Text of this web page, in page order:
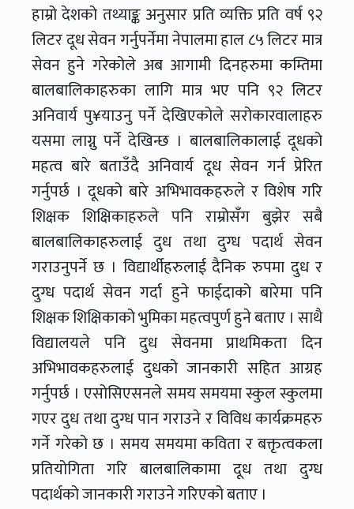
हाम्रो देशको तथ्याङ्क अनुसार प्रति व्यक्ति प्रति वर्ष ९२
लिटर दूध सेवन गर्नुपर्नेमा नेपालमा हाल ८५ लिटर मात्र
सेवन हुने गरेकोले अब आगामी दिनहरुमा कम्तिमा
बालबालिकाहरुका लागि मात्र भए पनि ९२ लिटर
अनिवार्य पु¥याउनु पर्ने देखिएकोले सरोकारवालाहरु
यसमा लाग्नु पर्ने देखिन्छ । बालबालिकालाई दूधको
महत्व बारे बताउँदै अनिवार्य दूध सेवन गर्न प्रेरित
गर्नुपर्छ । दूधको बारे अभिभावकहरुले र विशेष गरि
शिक्षक शिक्षिकाहरुले पनि राम्रोसँग बुझेर सबै
बालबालिकाहरुलाई दुध तथा दुग्ध पदार्थ सेवन
गराउनुपर्ने छ । विद्यार्थीहरुलाई दैनिक रुपमा दुध र
दुग्ध पदार्थ सेवन गर्दा हुने फाईदाको बारेमा पनि
शिक्षक शिक्षिकाको भुमिका महत्वपुर्ण हुने बताए । साथै
विद्यालयले पनि दुध सेवनमा प्राथमिकता दिन
अभिभावकहरुलाई दुधको जानकारी सहित आग्रह
गर्नुपर्छ । एसोसिएसनले समय समयमा स्कुल स्कुलमा
गएर दुध तथा दुग्ध पान गराउने र विविध कार्यक्रमहरु
गर्ने गरेको छ । समय समयमा कविता र बक्तृत्वकला
प्रतियोगिता गरि बालबालिकामा दूध तथा दुग्ध
पदार्थको जानकारी गराउने गरिएको बताए ।